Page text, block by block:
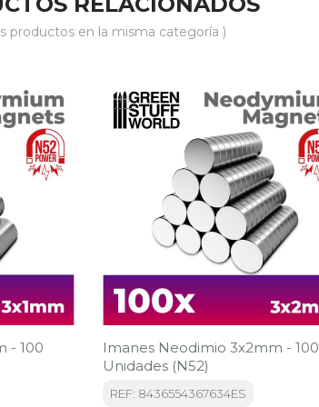
productos en la misma categoría )
- 100
-15%
Imanes Neodimio 3x2mm - 100
Unidades (N52)
REF: 8436554367634ES